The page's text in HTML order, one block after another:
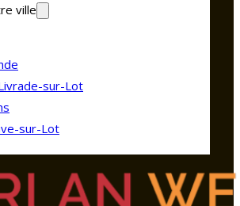
ville
sur-Lot
sur-Lot